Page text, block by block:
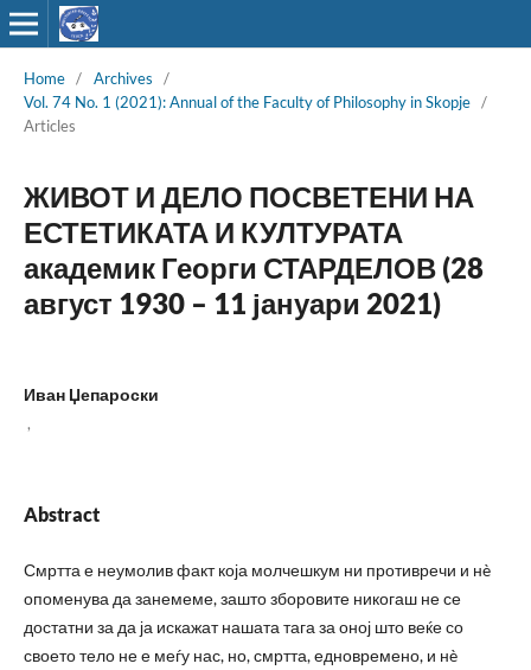
Home / Archives
/
Vol. 74 No. 1 (2021): Annual of the Faculty of Philosophy in Skopje /
Articles
ЖИВОТ И ДЕЛО ПОСВЕТЕНИ НА
ЕСТЕТИКАТА И КУЛТУРАТА
академик Георги СТАРДЕЛОВ (28
август 1930 – 11 јануари 2021)
Иван Џепароски
,
Abstract
Смртта е неумолив факт која молчешкум ни противречи и нè
опоменува да занемеме, зашто зборовите никогаш не се
достатни за да ја искажат нашата тага за оној што веќе со
своето тело не е меѓу нас, но, смртта, едновремено, и нè